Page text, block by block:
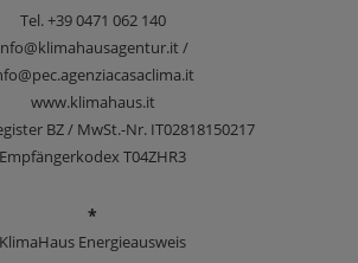
Tel.+39 0471 062 140
/
www.klimahaus.it
BZ / MwSt.-Nr. IT02818150217
Empfängerkodex T04ZHR3
*
KlimaHaus Energieausweis